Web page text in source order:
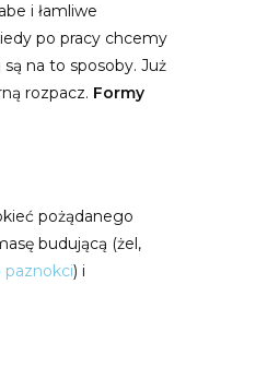
i łamliwe
po pracy chcemy
na to sposoby. Już
rozpacz. Formy
pożądanego
budującą (żel,
paznokci) i